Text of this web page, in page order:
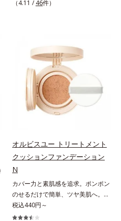
ションのすき間にフィットし、凹凸
や毛穴をフラットに整えます。また
お直しと同時にうるおいを補給。さ
らに余分な皮脂を吸着して、水分と
皮脂のバランスをコントロールし、
メイクがくずれにくい肌へ。“立て
直す”ことにこだわった設計で、メ
み、ポンポンするだけでキレイが復
活します。リキッド、クッション、
パウダー、どんなファンデーション
の上に重ねてもOK。携帯に便利な
コンパクトタイプです。
（4.11 / 46件）
オルビスユー トリートメント
クッションファンデーション
N
カバー力と素肌感を追求。ポンポン
のせるだけで簡単、ツヤ美肌へ。カ
バー力と素肌感を両立する、簡単ツ
ヤ美肌クッションファンデーション
税込440円～